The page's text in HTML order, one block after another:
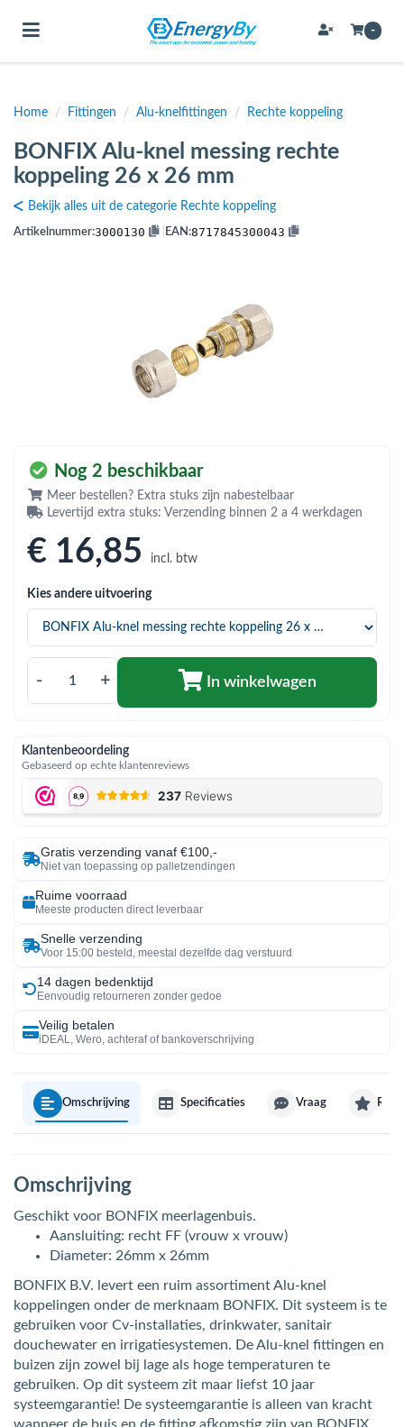
(Bevestigingsmateriaal / schroeven)
(Buffervaten, hygiene boilers & boilervaten)
(Buizen & leidingen)
(Expansievaten)
(Installatiemateriaal)
(Rookkanalen)
(Sanitair)
(Verwarming, kachels & ketels)
(Zonneboilersets & onderdelen)
(Warmtepompen en warmtepompboilers)
Toggle navigation -
Home / Fittingen / Alu-knelfittingen / Rechte koppeling
BONFIX Alu-knel messing rechte
koppeling 26 x 26 mm
Bekijk alles uit de categorie Rechte koppeling
Artikelnummer:3000130 EAN:8717845300043
Nog 2 beschikbaar
Meer bestellen? Extra stuks zijn nabestelbaar
Levertijd extra stuks: Verzending binnen 2 a 4 werkdagen
€ 16,85 incl. btw
Kies andere uitvoering
- + In winkelwagen
Klantenbeoordeling
Gebaseerd op echte klantenreviews
Gratis verzending vanaf €100,-
Niet van toepassing op palletzendingen
Ruime voorraad
Meeste producten direct leverbaar
Snelle verzending
Voor 15:00 besteld, meestal dezelfde dag verstuurd
14 dagen bedenktijd
Eenvoudig retourneren zonder gedoe
Veilig betalen
iDEAL, Wero, achteraf of bankoverschrijving
Omschrijving Specificaties Vraag
Omschrijving
Geschikt voor BONFIX meerlagenbuis.
Aansluiting: recht FF (vrouw x vrouw)
Diameter: 26mm x 26mm
BONFIX B.V. levert een ruim assortiment Alu-knel
koppelingen onder de merknaam BONFIX. Dit systeem is te
gebruiken voor Cv-installaties, drinkwater, sanitair
douchewater en irrigatiesystemen. De Alu-knel fittingen en
buizen zijn zowel bij lage als hoge temperaturen te
gebruiken. Op dit systeem zit maar liefst 10 jaar
systeemgarantie! De systeemgarantie is alleen van kracht